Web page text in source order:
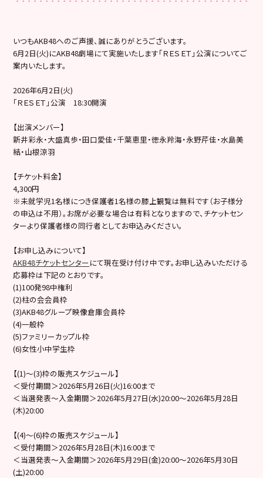
いつもAKB48へのご声援、誠にありがとうございます。
6月2日(火)にAKB48劇場にて実施いたします「ＲＥＳＥＴ」公演についてご
案内いたします。
2026年6月2日(火)
「ＲＥＳＥＴ」公演 18:30開演
【出演メンバー】
新井彩永・大盛真歩・田口愛佳・千葉恵里・徳永羚海・永野芹佳・水島美
結・山根涼羽
【チケット料金】
4,300円
※未就学児1名様につき保護者1名様の膝上観覧は無料です（お子様分
の申込は不用）。お席が必要な場合は有料となりますので、チケットセン
ターより保護者様の同行者としてお申込みください。
【お申し込みについて】
AKB48チケットセンター にて現在受け付け中です。お申し込みいただける
応募枠は下記のとおりです。
(1)100発98中権利
(2)柱の会会員枠
(3)AKB48グループ映像倉庫会員枠
(4)一般枠
(5)ファミリーカップル枠
(6)女性小中学生枠
【(1)～(3)枠の販売スケジュール】
＜受付期間＞2026年5月26日(火)16:00まで
＜当選発表～入金期間＞2026年5月27日(水)20:00～2026年5月28日
(木)20:00
【(4)〜(6)枠の販売スケジュール】
＜受付期間＞2026年5月28日(木)16:00まで
＜当選発表～入金期間＞2026年5月29日(金)20:00～2026年5月30日
(土)20:00